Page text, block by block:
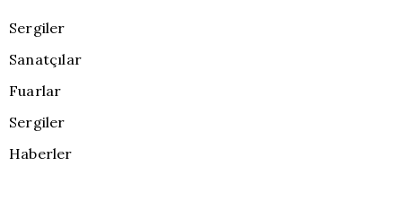
Sergiler
Sanatçılar
Fuarlar
Sergiler
Haberler